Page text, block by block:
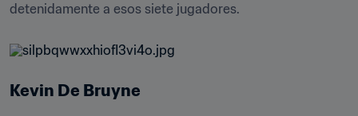
detenidamente a esos siete jugadores.
Kevin De Bruyne